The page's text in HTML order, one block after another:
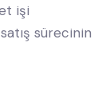
işi
sürecinin